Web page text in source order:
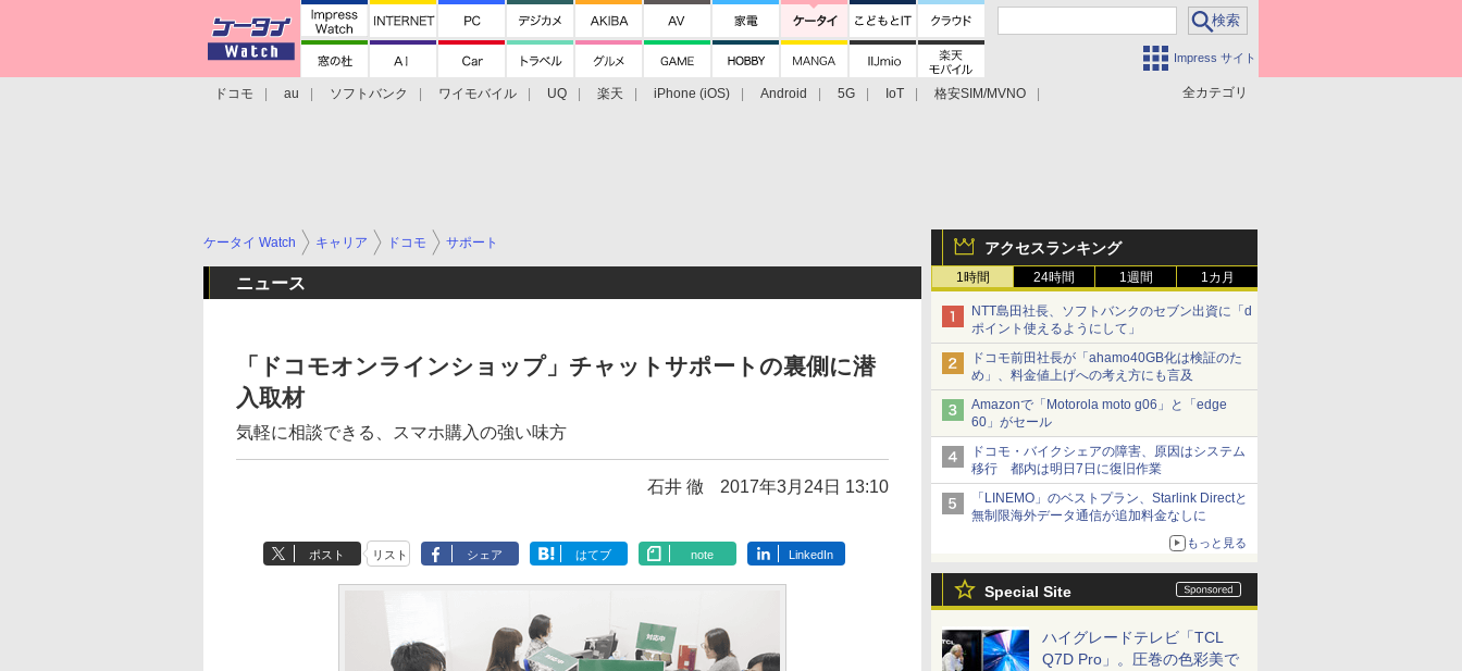
Impress サイト
全カテゴリ
ドコモ au ソフトバンク ワイモバイル UQ 楽天 iPhone (iOS) Android 5G IoT
格安SIM/MVNO
アクセスランキング
1時間 24時間 1週間 1カ月
NTT島田社長、ソフトバンクのセブン出資に「d
ポイント使えるようにして」
ドコモ前田社長が「ahamo40GB化は検証のた
め」、料金値上げへの考え方にも言及
Amazonで「Motorola moto g06」と「edge
60」がセール
ドコモ・バイクシェアの障害、原因はシステム
移行 都内は明日7日に復旧作業
「LINEMO」のベストプラン、Starlink Directと
無制限海外データ通信が追加料金なしに
もっと見る
Special Site
ハイグレードテレビ「TCL
Q7D Pro」。圧巻の色彩美で
ケータイ Watch キャリア ドコモ サポート
ニュース
「ドコモオンラインショップ」チャットサポートの裏側に潜
入取材
気軽に相談できる、スマホ購入の強い味方
石井 徹 2017年3月24日 13:10
ポスト リスト シェア はてブ note LinkedIn